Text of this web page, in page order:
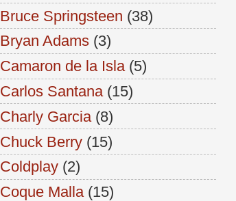
Bruce Springsteen (38)
Bryan Adams (3)
Camaron de la Isla (5)
Carlos Santana (15)
Charly Garcia (8)
Chuck Berry (15)
Coldplay (2)
Coque Malla (15)